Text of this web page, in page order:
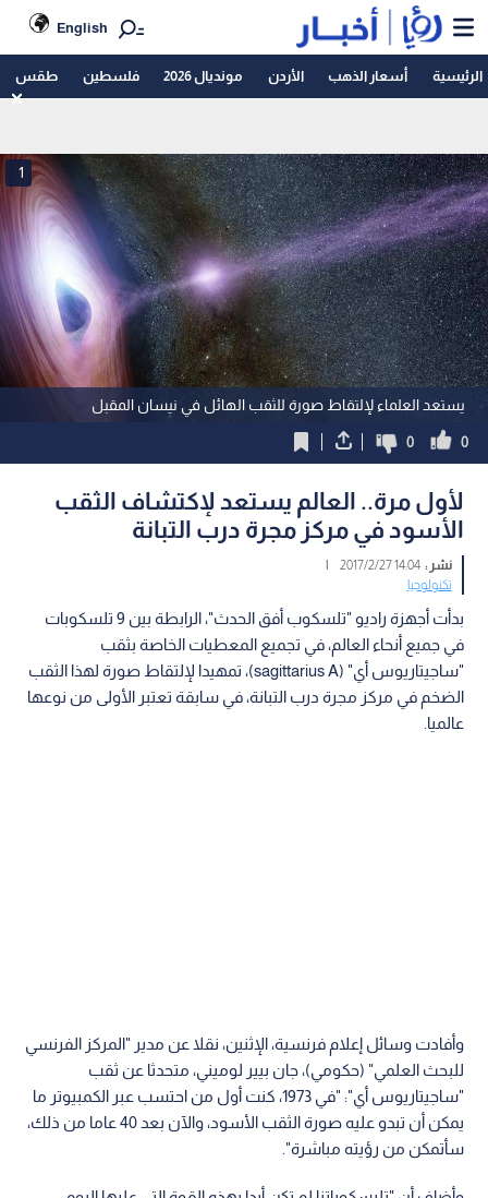
English
الرئيسية أسعار الذهب الأردن مونديال 2026 فلسطين طقس
يستعد العلماء لإلتقاط صورة للثقب الهائل في نيسان المقبل
1
0
0
لأول مرة.. العالم يستعد لإكتشاف الثقب
الأسود في مركز مجرة درب التبانة
نشر :14:04 2017/2/27
|
تكنولوجيا
بدأت أجهزة راديو "تلسكوب أفق الحدث"، الرابطة بين 9 تلسكوبات
في جميع أنحاء العالم، في تجميع المعطيات الخاصة بثقب
"ساجيتاريوس أي" (sagittarius A)، تمهيدا لإلتقاط صورة لهذا الثقب
الضخم في مركز مجرة درب التبانة، في سابقة تعتبر الأولى من نوعها
عالميا.
وأفادت وسائل إعلام فرنسية، الإثنين، نقلا عن مدير "المركز الفرنسي
للبحث العلمي" (حكومي)، جان بيير لوميني، متحدثا عن ثقب
"ساجيتاريوس أي": "في 1973، كنت أول من احتسب عبر الكمبيوتر ما
يمكن أن تبدو عليه صورة الثقب الأسود، والآن بعد 40 عاما من ذلك،
سأتمكن من رؤيته مباشرة".